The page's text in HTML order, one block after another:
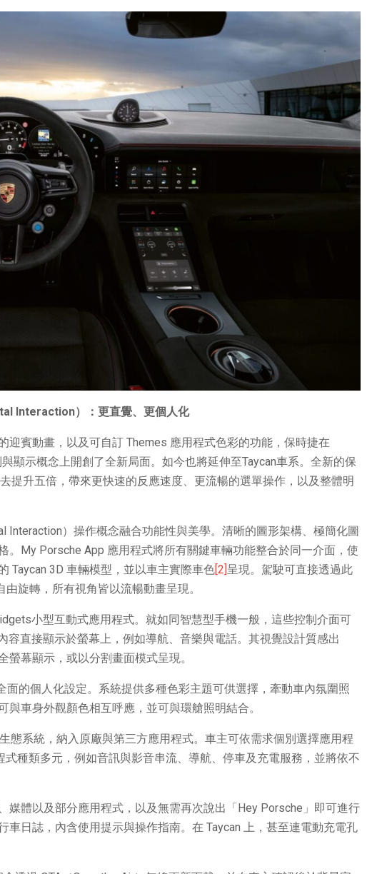
Interaction）：更直覺、更個人化
迎賓動畫，以及可自訂 Themes 應用程式色彩的功能，保時捷在
顯示概念上開創了全新局面。如今也將延伸至Taycan車系。全新的保
提升五倍，帶來更快速的反應速度、更流暢的選單操作，以及整體明
Interaction）操作概念融合功能性與美學。清晰的圖形架構、極簡化圖
。My Porsche App 應用程式將所有關鍵車輛功能整合於同一介面，使
Taycan 3D 車輛模型，並以車主實際車色[2]呈現。駕駛可直接透過此
旋轉，所有視角皆以流暢動畫呈現。
小型互動式應用程式。就如同智慧型手機一般，這些控制介面可
容直接顯示於螢幕上，例如導航、音樂與電話。其視覺設計質感出
幕顯示，或以分割畫面模式呈現。
的個人化設定。系統提供多種色彩主題可供選擇，牽動車內氛圍照
車身外觀顏色相互呼應，並可與環艙照明結合。
態系統，納入原廠與第三方應用程式。車主可依需求個別選擇應用程
種類多元，例如音訊與影音串流、導航、停車及充電服務，並將依不
媒體以及部分應用程式，以及無需再次說出「Hey Porsche」即可進行
車日誌，內含使用提示與操作指南。在 Taycan 上，甚至連電動充電孔